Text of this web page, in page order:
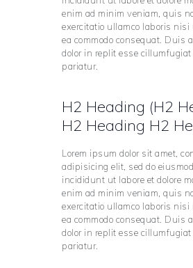
enim ad minim veniam, quis
exercitatio ullamco laboris
ea commodo consequat. Duis
dolor in replit esse
pariatur.
H2 Heading (H2
H2 Heading H2
Lorem ipsum dolor sit amet,
adipisicing elit, sed do
incididunt ut labore et dolore
enim ad minim veniam, quis
exercitatio ullamco laboris
ea commodo consequat. Duis
dolor in replit esse
pariatur.